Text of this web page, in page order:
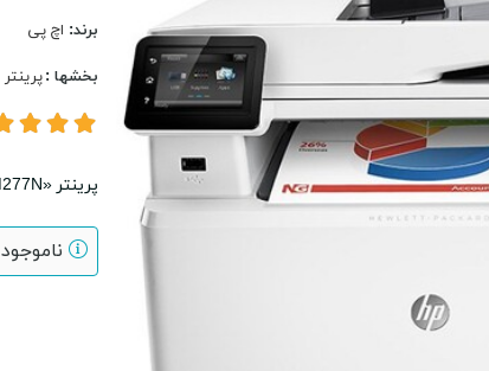
برند: اچ پی
بخشها :
پرینتر «Laserjet Pro MFP M277N» از نوع لیزری رنگی شرکت «اچ پی» (HP) است
ناموجود